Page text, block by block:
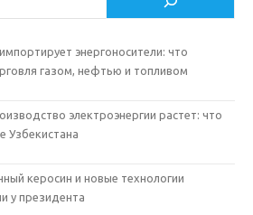
энергоносители: что
газом, нефтью и топливом
электроэнергии растет: что
Узбекистана
керосин и новые технологии
у президента